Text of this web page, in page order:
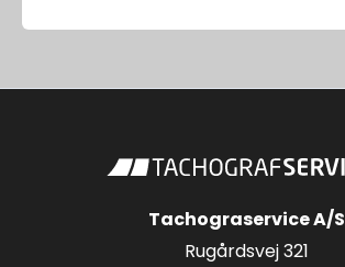
Tachograservice A/S
Rugårdsvej 321